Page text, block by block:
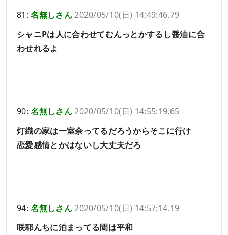
81:名無しさん2020/05/10(日) 14:49:46.79
シャニPは人に合わせてむんっとかするし醤油に合
わせれるよ
90:名無しさん2020/05/10(日) 14:55:19.65
灯織の家は一室余ってるだろうからそこに行け
恋愛感情とかはないし大丈夫だろ
94:名無しさん2020/05/10(日) 14:57:14.19
咲耶んちに泊まってる間は平和